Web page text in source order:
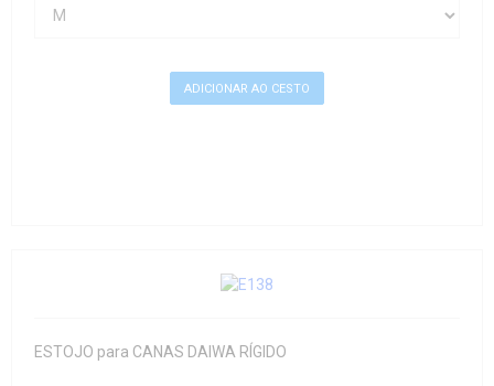
ESTOJO para CANAS DAIWA RÍGIDO